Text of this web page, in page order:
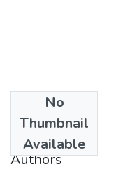
No
Thumbnail
Available
2017
Authors